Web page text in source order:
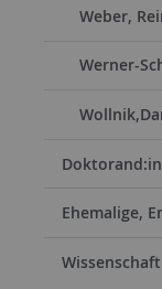
Weber,
Werner-
Ehemalige,